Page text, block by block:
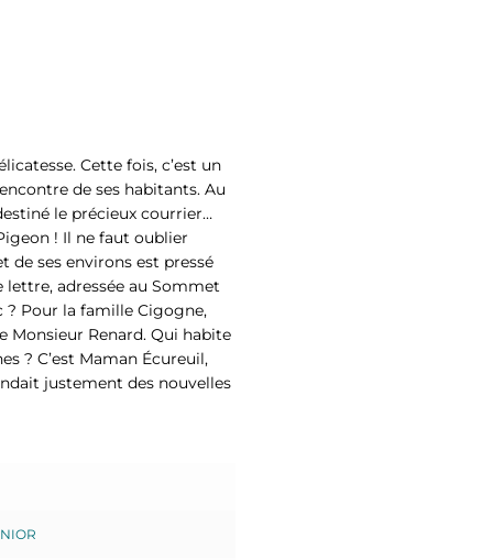
Cette fois, c’est un
de ses habitants. Au
le précieux courrier…
! Il ne faut oublier
de ses environs est pressé
adressée au Sommet
Pour la famille Cigogne,
Monsieur Renard. Qui habite
? C’est Maman Écureuil,
justement des nouvelles